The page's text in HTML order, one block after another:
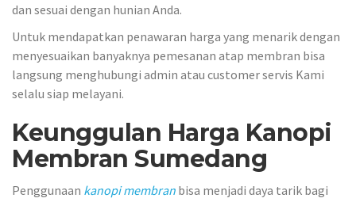
dan sesuai dengan hunian Anda.
Untuk mendapatkan penawaran harga yang menarik dengan
menyesuaikan banyaknya pemesanan atap membran bisa
langsung menghubungi admin atau customer servis Kami
selalu siap melayani.
Keunggulan Harga Kanopi
Membran Sumedang
Penggunaan kanopi membran bisa menjadi daya tarik bagi